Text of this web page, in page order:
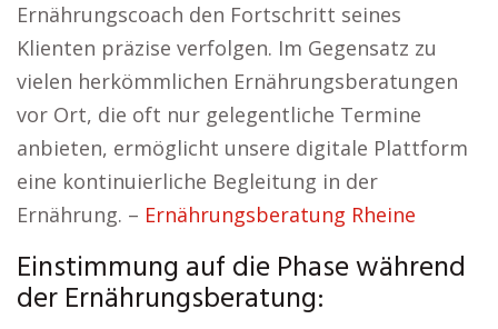
Ernährungscoach den Fortschritt seines
Klienten präzise verfolgen. Im Gegensatz zu
vielen herkömmlichen Ernährungsberatungen
vor Ort, die oft nur gelegentliche Termine
anbieten, ermöglicht unsere digitale Plattform
eine kontinuierliche Begleitung in der
Ernährung. – Ernährungsberatung Rheine
Einstimmung auf die Phase während
der Ernährungsberatung: